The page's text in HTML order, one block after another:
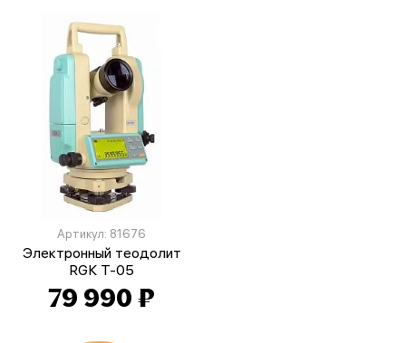
Артикул: 81676
Электронный теодолит
RGK T-05
79 990 ₽